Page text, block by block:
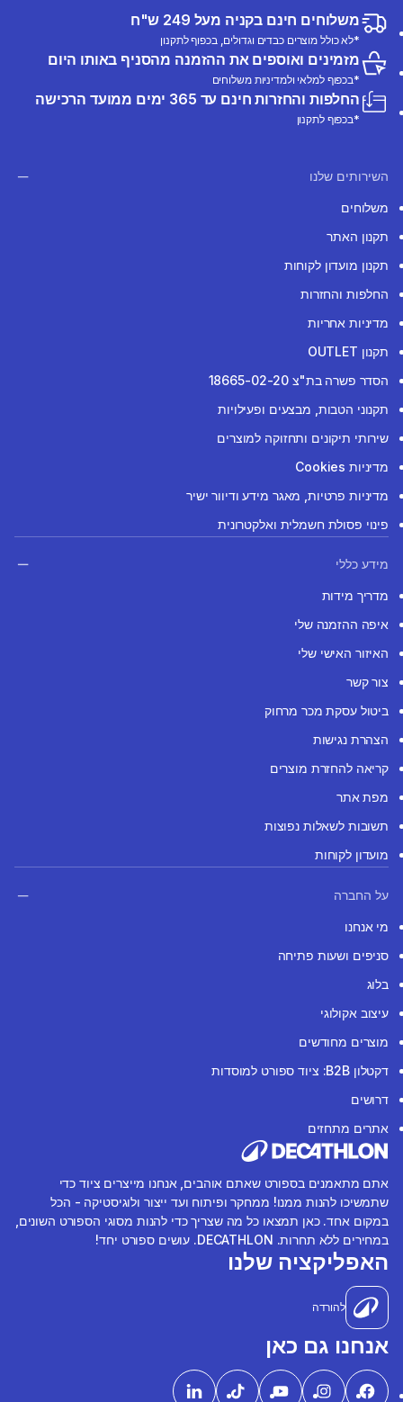
משלוחים חינם בקניה מעל 249 ש"ח
*לא כולל מוצרים כבדים וגדולים, בכפוף לתקנון
מזמינים ואוספים את ההזמנה מהסניף באותו היום
*בכפוף למלאי ולמדיניות משלוחים
החלפות והחזרות חינם עד 365 ימים ממועד הרכישה
*בכפוף לתקנון
השירותים שלנו
משלוחים
תקנון האתר
תקנון מועדון לקוחות
החלפות והחזרות
מדיניות אחריות
תקנון OUTLET
הסדר פשרה בת"צ 18665-02-20
תקנוני הטבות, מבצעים ופעילויות
שירותי תיקונים ותחזוקה למוצרים
מדיניות Cookies
מדיניות פרטיות, מאגר מידע ודיוור ישיר
פינוי פסולת חשמלית ואלקטרונית
מידע כללי
מדריך מידות
איפה ההזמנה שלי
האיזור האישי שלי
צור קשר
ביטול עסקת מכר מרחוק
הצהרת נגישות
קריאה להחזרת מוצרים
מפת אתר
תשובות לשאלות נפוצות
מועדון לקוחות
על החברה
מי אנחנו
סניפים ושעות פתיחה
בלוג
עיצוב אקולוגי
מוצרים מחודשים
דקטלון B2B: ציוד ספורט למוסדות
דרושים
אתרים מתחזים
אתם מתאמנים בספורט שאתם אוהבים, אנחנו מייצרים ציוד כדי
שתמשיכו להנות ממנו! ממחקר ופיתוח ועד ייצור ולוגיסטיקה - הכל
במקום אחד. כאן תמצאו כל מה שצריך כדי להנות מסוגי הספורט השונים,
במחירים ללא תחרות. DECATHLON. עושים ספורט יחד!
האפליקציה שלנו
להורדה
אנחנו גם כאן